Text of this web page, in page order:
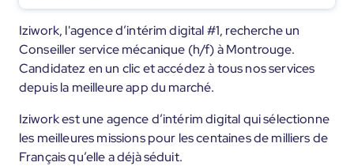
Iziwork, l'agence d’intérim digital #1, recherche un
Conseiller service mécanique (h/f) à Montrouge.
Candidatez en un clic et accédez à tous nos services
depuis la meilleure app du marché.
Iziwork est une agence d’intérim digital qui sélectionne
les meilleures missions pour les centaines de milliers de
Français qu’elle a déjà séduit.